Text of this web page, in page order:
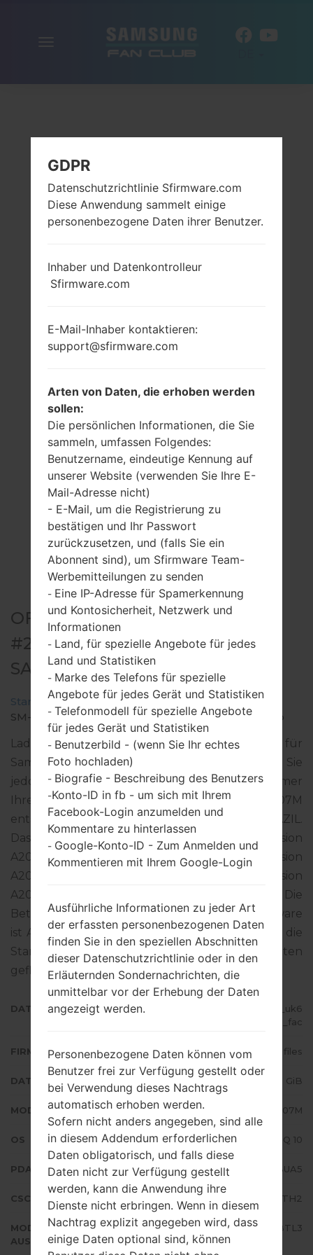
OFFIZIELLER FIRMWARE
#207354 FÜR SM-A207M -
SAMSUNGGALAXY A20S
Startseite →Galaxy A20s →SamsungSM-A207M
SM-A207M_1_20210116050405_uk64p8jds9_fac.zip
Laden Sie das neueste Firmware-Update für
Samsung Galaxy A20s herunter. Vergessen Sie
jedoch nicht zu überprüfen, ob die Modellnummer
Ihres Smartphones dem angegebenen SM-A207M
entspricht. Der Firmware-Code ZTA ist für BRAZIL.
Das Produkt wird mit der PDA-Version
A207MUBS2BUA5 und CSC-Version
A207MOWA2BTH2, MODEM-Version
A207MUBS2BTL3 geliefert. Die
Betriebssystemversion der angegebenen Firmware
ist Android Q 10. Detalierte Anleitung, wie man die
Standart - Firmware auf Samsung-Geräten
geflascht wird,gibt es hier
DATEINAME
SM-A207M_1_20210116050405_uk6
4p8jds9_fac
FIRMWARE TYP 4 files
DATEIGRÖSSE 3.26 GiB
MODELL Samsung SM-A207M
OS Android Q 10
PDA/AP AUSFÜHRUNG A207MUBS2BUA5
CSC AUSFÜHRUNG A207MOWA2BTH2
MODEM/CP
AUSFÜHRUNG
A207MUBS2BTL3
GDPR
Datenschutzrichtlinie Sfirmware.com
Diese Anwendung sammelt einige
personenbezogene Daten ihrer Benutzer.
Inhaber und Datenkontrolleur
Sfirmware.com
E-Mail-Inhaber kontaktieren:
support@sfirmware.com
Arten von Daten, die erhoben werden
sollen:
Die persönlichen Informationen, die Sie
sammeln, umfassen Folgendes:
Benutzername, eindeutige Kennung auf
unserer Website (verwenden Sie Ihre E-
Mail-Adresse nicht)
- E-Mail, um die Registrierung zu
bestätigen und Ihr Passwort
zurückzusetzen, und (falls Sie ein
Abonnent sind), um Sfirmware Team-
Werbemitteilungen zu senden
- Eine IP-Adresse für Spamerkennung
und Kontosicherheit, Netzwerk und
Informationen
- Land, für spezielle Angebote für jedes
Land und Statistiken
- Marke des Telefons für spezielle
Angebote für jedes Gerät und Statistiken
- Telefonmodell für spezielle Angebote
für jedes Gerät und Statistiken
- Benutzerbild - (wenn Sie Ihr echtes
Foto hochladen)
- Biografie - Beschreibung des Benutzers
-Konto-ID in fb - um sich mit Ihrem
Facebook-Login anzumelden und
Kommentare zu hinterlassen
- Google-Konto-ID - Zum Anmelden und
Kommentieren mit Ihrem Google-Login
Ausführliche Informationen zu jeder Art
der erfassten personenbezogenen Daten
finden Sie in den speziellen Abschnitten
dieser Datenschutzrichtlinie oder in den
Erläuternden Sondernachrichten, die
unmittelbar vor der Erhebung der Daten
angezeigt werden.
Personenbezogene Daten können vom
Benutzer frei zur Verfügung gestellt oder
bei Verwendung dieses Nachtrags
automatisch erhoben werden.
Sofern nicht anders angegeben, sind alle
in diesem Addendum erforderlichen
Daten obligatorisch, und falls diese
Daten nicht zur Verfügung gestellt
werden, kann die Anwendung ihre
Dienste nicht erbringen. Wenn in diesem
Nachtrag explizit angegeben wird, dass
einige Daten optional sind, können